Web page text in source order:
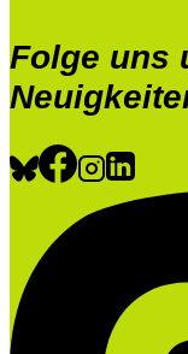
Folge uns